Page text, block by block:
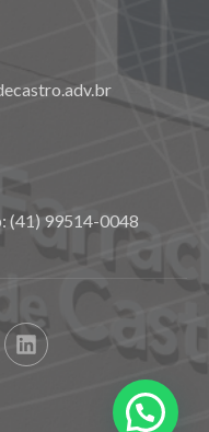
(41) 99514-0048